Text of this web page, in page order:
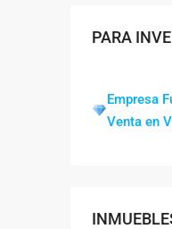
PARA
Empresa
Venta en